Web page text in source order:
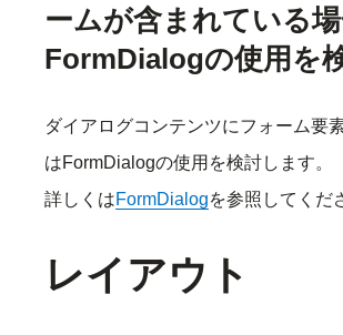
ームが含まれている場
FormDialogの使用を
ダイアログコンテンツにフォーム要
はFormDialogの使用を検討します。
詳しくはFormDialogを参照してくだ
レイアウト